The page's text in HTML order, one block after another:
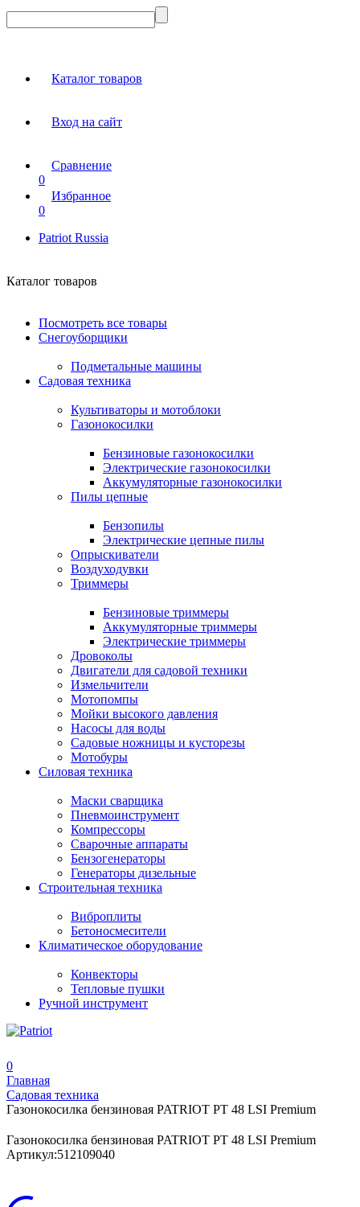
Каталог товаров
Вход на сайт
Сравнение
0
Избранное
0
Patriot Russia
Каталог товаров
Посмотреть все товары
Снегоуборщики
Подметальные машины
Садовая техника
Культиваторы и мотоблоки
Газонокосилки
Бензиновые газонокосилки
Электрические газонокосилки
Аккумуляторные газонокосилки
Пилы цепные
Бензопилы
Электрические цепные пилы
Опрыскиватели
Воздуходувки
Триммеры
Бензиновые триммеры
Аккумуляторные триммеры
Электрические триммеры
Дровоколы
Двигатели для садовой техники
Измельчители
Мотопомпы
Мойки высокого давления
Насосы для воды
Садовые ножницы и кусторезы
Мотобуры
Силовая техника
Маски сварщика
Пневмоинструмент
Компрессоры
Сварочные аппараты
Бензогенераторы
Генераторы дизельные
Строительная техника
Виброплиты
Бетоносмесители
Климатическое оборудование
Конвекторы
Тепловые пушки
Ручной инструмент
0
Главная
Садовая техника
Газонокосилка бензиновая PATRIOT PT 48 LSI Premium
Газонокосилка бензиновая PATRIOT PT 48 LSI Premium
Артикул:512109040